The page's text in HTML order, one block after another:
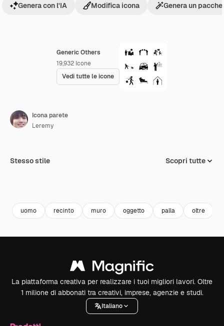
Generic Others
19,932 Icone
Vedi tutte le icone
Genera con l'IA Modifica icona Genera un
Icona parete
Leremy
Stesso stile Scopri tutte
uomo recinto muro oggetto palla oltre
La piattaforma creativa per realizzare i tuoi migliori lavori. Oltre
1 milione di abbonati tra creativi, imprese, agenzie e studi.
Italiano